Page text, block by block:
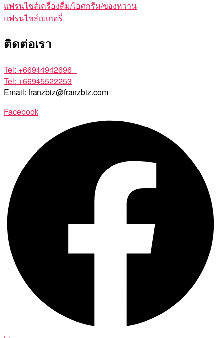
แฟรนไชส์เครื่องดื่ม/ไอศกรีม/ของหวาน
แฟรนไชส์เบเกอรี่
ติดต่อเรา
Tel: +66944942696
Tel: +66945522253
Email: franzbiz@franzbiz.com
Facebook